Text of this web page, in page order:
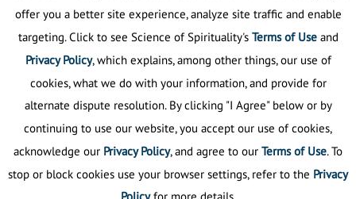
3 5
offer you a better site experience, analyze site traffic and enable
targeting. Click to see Science of Spirituality's Terms of Useand
Privacy Policy, which explains, among other things, our use of
cookies, what we do with your information, and provide for
alternate dispute resolution. By clicking "I Agree" below or by
continuing to use our website, you accept our use of cookies,
acknowledge our Privacy Policy, and agree to our Terms of Use. To
stop or block cookies use your browser settings, refer to the Privacy